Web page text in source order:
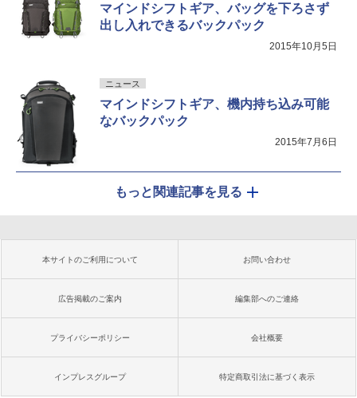
マインドシフトギア、バッグを下ろさず
出し入れできるバックパック
2015年10月5日
ニュース
マインドシフトギア、機内持ち込み可能
なバックパック
2015年7月6日
もっと関連記事を見る
本サイトのご利用について お問い合わせ
広告掲載のご案内 編集部へのご連絡
プライバシーポリシー 会社概要
インプレスグループ 特定商取引法に基づく表示